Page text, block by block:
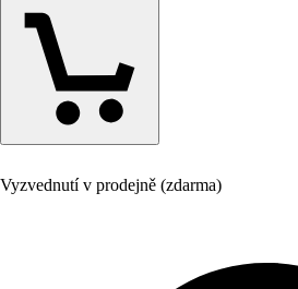
Vyzvednutí v prodejně (zdarma)